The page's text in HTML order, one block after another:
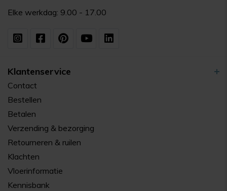
Elke werkdag: 9.00 - 17.00
Klantenservice
Contact
Bestellen
Betalen
Verzending & bezorging
Retourneren & ruilen
Klachten
Vloerinformatie
Kennisbank